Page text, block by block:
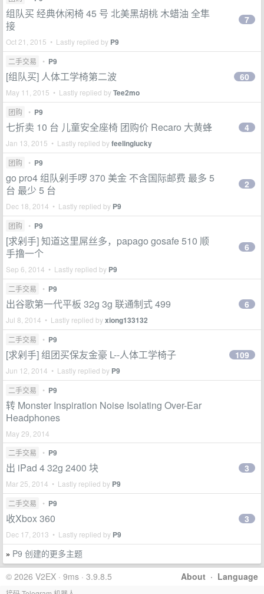
组队买 经典休闲椅 45 号 北美黑胡桃 木蜡油 全隼
接
Oct 21, 2015 • Lastly replied by P9
7
二手交易 • P9
[组队买] 人体工学椅第二波
May 11, 2015 • Lastly replied byTee2mo
60
团购 • P9
七折卖 10 台 儿童安全座椅 团购价 Recaro 大黄蜂
Jan 13, 2015 • Lastly replied byfeelinglucky
4
团购 • P9
go pro4 组队剁手啰 370 美金 不含国际邮费 最多 5
台 最少 5 台
Dec 18, 2014 • Lastly replied by P9
2
团购 • P9
[求剁手] 知道这里屌丝多，papago gosafe 510 顺
手撸一个
Sep 6, 2014 • Lastly replied by P9
6
二手交易 • P9
出谷歌第一代平板 32g 3g 联通制式 499
Jul 8, 2014 • Lastly replied byxiong133132
6
二手交易 • P9
[求剁手] 组团买保友金豪 L--人体工学椅子
Jun 12, 2014 • Lastly replied by P9
109
二手交易 • P9
转 Monster Inspiration Noise Isolating Over-Ear
Headphones
May 29, 2014
二手交易
• P9
出 iPad 4 32g 2400 块
Mar 25, 2014 • Lastly replied by P9
3
二手交易 • P9
收Xbox 360
Dec 17, 2013 • Lastly replied by P9
3
» P9 创建的更多主题
About · Language
© 2026 V2EX · 9ms · 3.9.8.5